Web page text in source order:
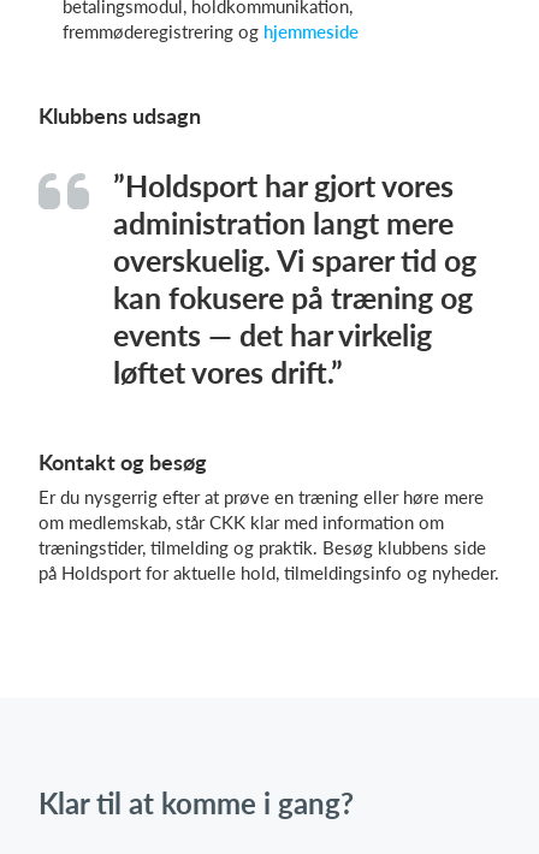
betalingsmodul, holdkommunikation,
fremmøderegistrering og hjemmeside
Klubbens udsagn
”Holdsport har gjort vores
administration langt mere
overskuelig. Vi sparer tid og
kan fokusere på træning og
events — det har virkelig
løftet vores drift.”
Kontakt og besøg
Er du nysgerrig efter at prøve en træning eller høre mere
om medlemskab, står CKK klar med information om
træningstider, tilmelding og praktik. Besøg klubbens side
på Holdsport for aktuelle hold, tilmeldingsinfo og nyheder.
Klar til at komme i gang?